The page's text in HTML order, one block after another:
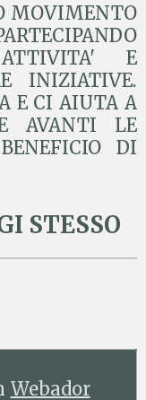
MOVIMENTO
E
INIZIATIVE.
E CI AIUTA A
AVANTI LE
DI
STESSO
Webador